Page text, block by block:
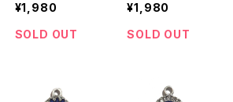
¥1,980
SOLD OUT
¥1,980
SOLD OUT